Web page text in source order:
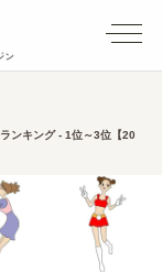
ン
ンキング - 1位～3位【20